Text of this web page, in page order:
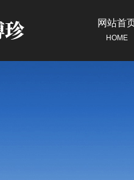
网站首
HOME